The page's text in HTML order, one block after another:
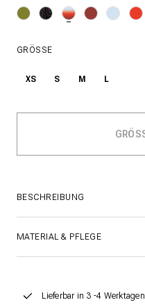
GRÖSSE
XS S M L
BESCHREIBUNG
MATERIAL & PFLEGE
Lieferbar in 3 -4 Werktagen